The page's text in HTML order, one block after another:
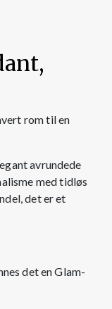
rom til en
avrundede
med tidløs
det er et
det en Glam-